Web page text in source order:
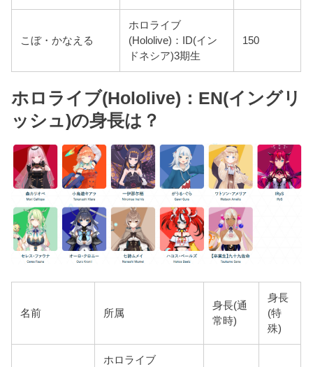
こぼ・かなえる
ホロライブ
(Hololive)：ID(イン
ドネシア)3期生
150
ホロライブ(Hololive)：EN(イングリ
ッシュ)の身長は？
名前 所属
身長(通
常時)
身長
(特
殊)
ホロライブ